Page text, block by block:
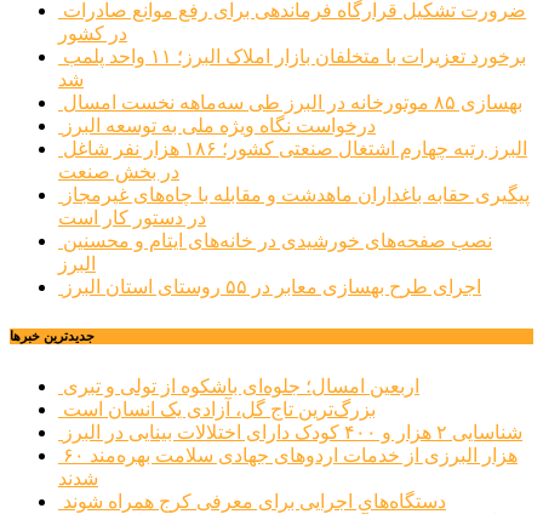
در کشور
شد
بهسازی ۸۵ موتورخانه در البرز طی سه‌ماهه نخست امسال
درخواست نگاه ویژه ملی به توسعه البرز
در بخش صنعت
در دستور کار است
البرز
اجرای طرح بهسازی معابر در ۵۵ روستای استان البرز
جديدترين خبرها
اربعین امسال؛ جلوه‌ای باشکوه از تولی و تبری
بزرگ‌ترین تاج گل، آزادی یک انسان است
شناسایی ۲ هزار و ۴۰۰ کودک دارای اختلالات بینایی در البرز
۶۰ هزار البرزی از خدمات اردوهای جهادی سلامت بهره‌مند
شدند
دستگاه‌های اجرایی برای معرفی کرج همراه شوند